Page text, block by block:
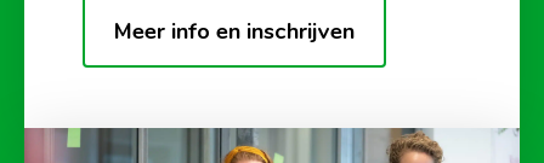
Meer info en inschrijven